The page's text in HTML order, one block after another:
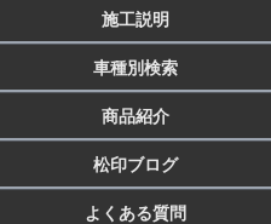
施工説明
車種別検索
商品紹介
松印ブログ
よくある質問